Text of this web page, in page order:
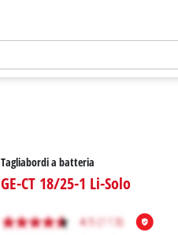
Tagliabordi a batteria
GE-CT 18/25-1 Li-Solo